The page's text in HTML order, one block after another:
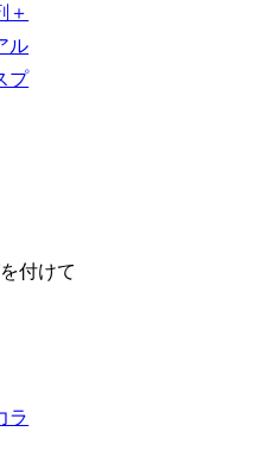
＋
ル
プ
付けて
ラ